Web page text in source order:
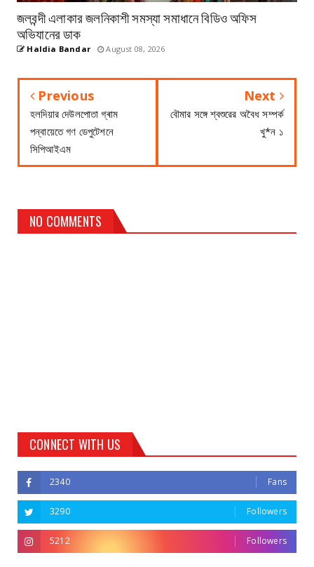
জলবন্দী এলাকার জলনিকাশী সমস্যা সমাধানে বিডিও অফিস
অভিযানের ডাক
Haldia Bandar August 08, 2026
Previous
হলদিয়ার দেউলপোতা গ্ৰাম
পন্বায়েতে গণ ডেপুটেশনে
সিপিআইএম
Next
বৌমার সঙ্গে শ্বশুরের অবৈধ সম্পর্ক
খু*ন ১
NO COMMENTS
CONNECT WITH US
2340 Fans
3290 Followers
5212 Followers